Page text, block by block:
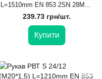
L=1510mm EN 853 2SN 28МПа
DK EXCELLENT
239.73 грн/шт.
Купити